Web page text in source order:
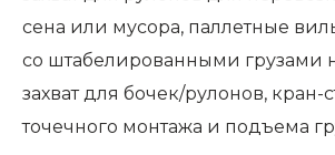
сена или мусора, паллетные
со штабелированными грузами
захват для бочек/рулонов, кран-
точечного монтажа и подъема